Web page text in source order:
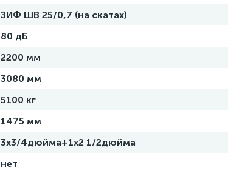
ЗИФ ШВ 25/0,7 (на скатах)
80 дБ
2200 мм
3080 мм
5100 кг
1475 мм
3х3/4дюйма+1х2 1/2дюйма
нет